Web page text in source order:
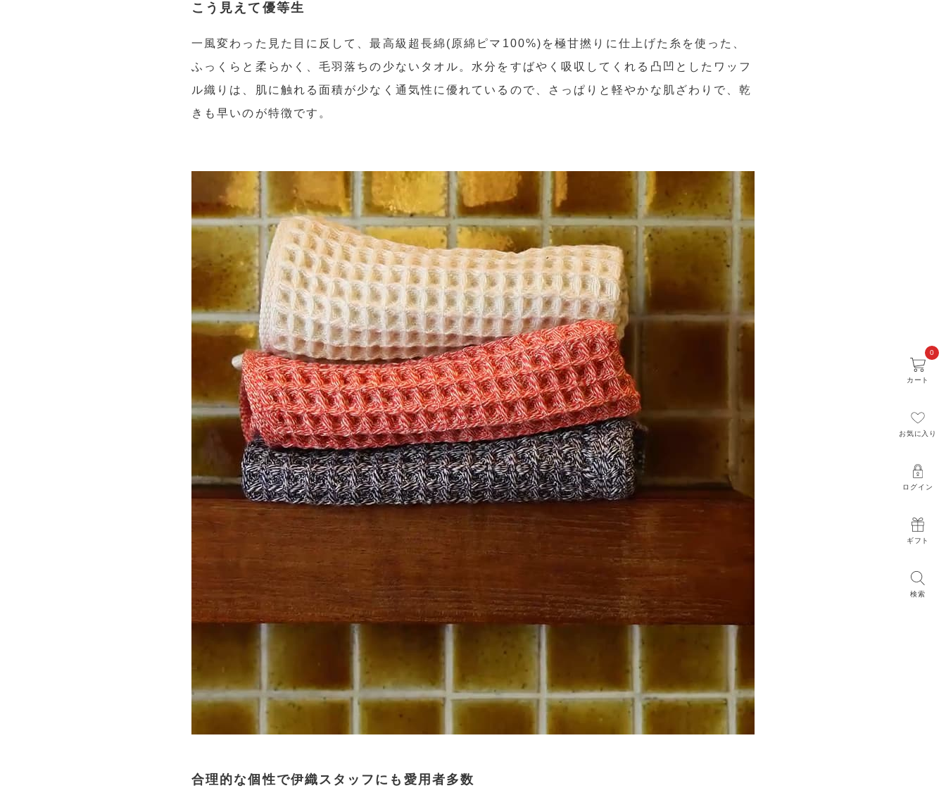
検索
ギフト
ログイン
お気に入り
カート
0
こう見えて優等生
一風変わった見た目に反して、最高級超長綿(原綿ピマ100%)を極甘撚りに仕上げた糸を使った、
ふっくらと柔らかく、毛羽落ちの少ないタオル。水分をすばやく吸収してくれる凸凹としたワッフ
ル織りは、肌に触れる面積が少なく通気性に優れているので、さっぱりと軽やかな肌ざわりで、乾
きも早いのが特徴です。
合理的な個性で伊織スタッフにも愛用者多数